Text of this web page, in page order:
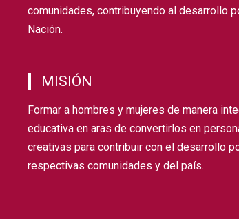
comunidades, contribuyendo al desarrollo
Nación.
MISIÓN
Formar a hombres y mujeres de manera
educativa en aras de convertirlos en
creativas para contribuir con el desarrollo
respectivas comunidades y del país.